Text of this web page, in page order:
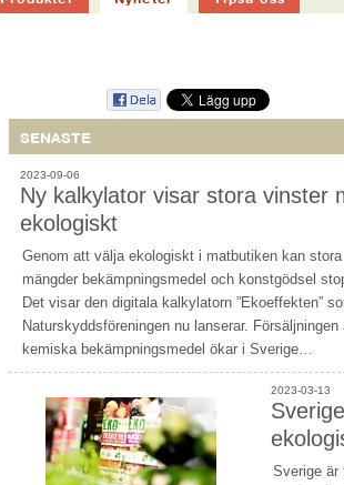
SENASTE
2023-09-06
Ny kalkylator visar stora vinster
ekologiskt
Genom att välja ekologiskt i matbutiken kan stora
mängder bekämpningsmedel och konstgödsel
Det visar den digitala kalkylatorn ”Ekoeffekten”
Naturskyddsföreningen nu lanserar. Försäljningen
kemiska bekämpningsmedel ökar i Sverige…
2023-03-13
Sverige är